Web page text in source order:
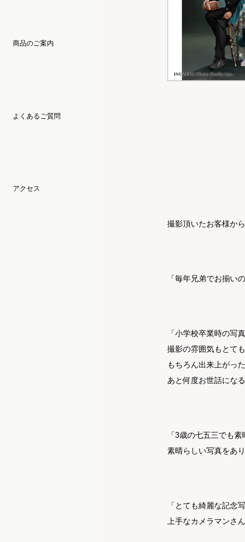
商品のご案内
よくあるご質問
アクセス
撮影頂いたお客様か
「毎年兄弟でお揃い
「小学校卒業時の写
撮影の雰囲気もとて
もちろん出来上がっ
あと何度お世話にな
「3歳の七五三でも
素晴らしい写真をあ
「とても綺麗な記念
上手なカメラマンさ